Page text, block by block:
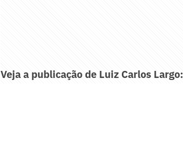
Veja a publicação de Luiz Carlos Largo: